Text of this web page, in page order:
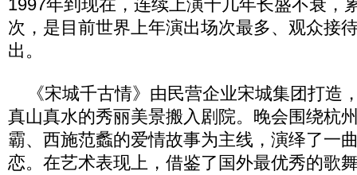
1997年到现在，连续上演十几年长盛不衰，
次，是目前世界上年演出场次最多、观众接
出。
《宋城千古情》由民营企业宋城集团打造
真山真水的秀丽美景搬入剧院。晚会围绕杭
霸、西施范蠡的爱情故事为主线，演绎了一
恋。在艺术表现上，借鉴了国外最优秀的歌